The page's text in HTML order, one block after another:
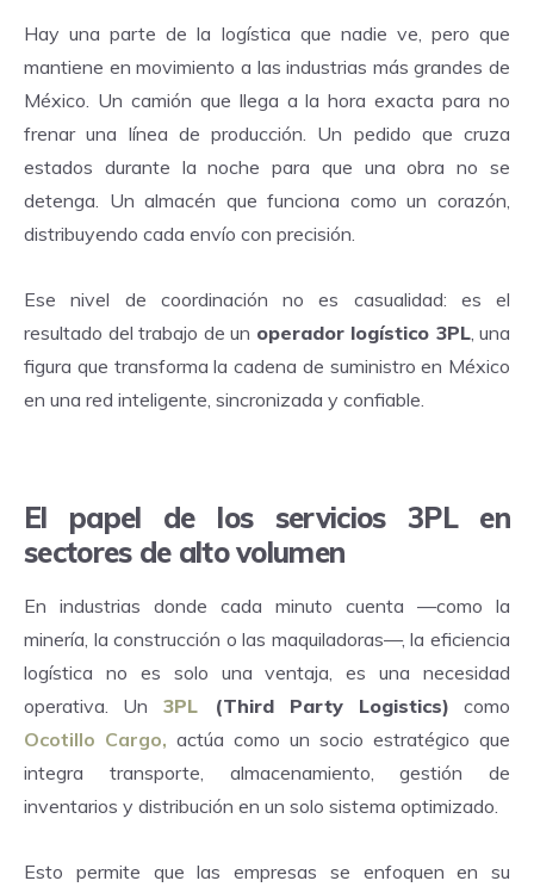
Hay una parte de la logística que nadie ve, pero que
mantiene en movimiento a las industrias más grandes de
México. Un camión que llega a la hora exacta para no
frenar una línea de producción. Un pedido que cruza
estados durante la noche para que una obra no se
detenga. Un almacén que funciona como un corazón,
distribuyendo cada envío con precisión.
Ese nivel de coordinación no es casualidad: es el
resultado del trabajo de un operador logístico 3PL, una
figura que transforma la cadena de suministro en México
en una red inteligente, sincronizada y confiable.
El papel de los servicios 3PL en
sectores de alto volumen
En industrias donde cada minuto cuenta —como la
minería, la construcción o las maquiladoras—, la eficiencia
logística no es solo una ventaja, es una necesidad
operativa. Un
3PL (Third Party Logistics) como
Ocotillo Cargo, actúa como un socio estratégico que
integra transporte, almacenamiento, gestión de
inventarios y distribución en un solo sistema optimizado.
Esto permite que las empresas se enfoquen en su